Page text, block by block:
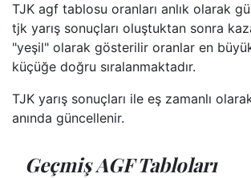
TJK agf tablosu oranları anlık olarak
tjk yarış sonuçları oluştuktan sonra
"yeşil" olarak gösterilir oranlar en
küçüğe doğru sıralanmaktadır.
TJK yarış sonuçları ile eş zamanlı
anında güncellenir.
Geçmiş AGF Tabloları